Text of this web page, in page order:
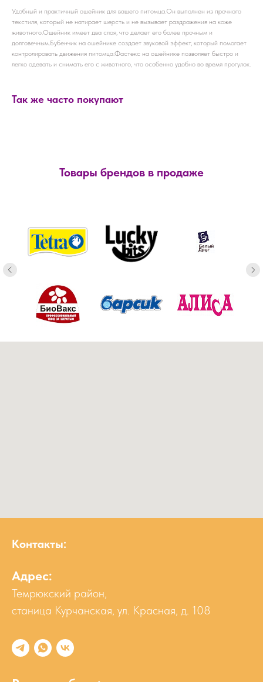
Удобный и практичный ошейник для вашего питомца.Он выполнен из прочного
текстиля, который не натирает шерсть и не вызывает раздражения на коже
животного.Ошейник имеет два слоя, что делает его более прочным и
долговечным.Бубенчик на ошейнике создает звуковой эффект, который помогает
контролировать движения питомца.Фастекс на ошейнике позволяет быстро и
легко одевать и снимать его с животного, что особенно удобно во время прогулок.
Так же часто покупают
Товары брендов в продаже
Контакты:
Адрес:
Темрюкский район,
станица Курчанская, ул. Красная, д. 108